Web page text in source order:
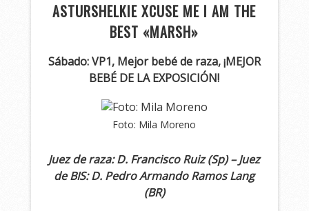
ASTURSHELKIE XCUSE ME I AM THE
BEST «MARSH»
Sábado: VP1, Mejor bebé de raza, ¡MEJOR
BEBÉ DE LA EXPOSICIÓN!
Foto: Mila Moreno
Juez de raza: D. Francisco Ruiz (Sp) – Juez
de BIS: D. Pedro Armando Ramos Lang
(BR)